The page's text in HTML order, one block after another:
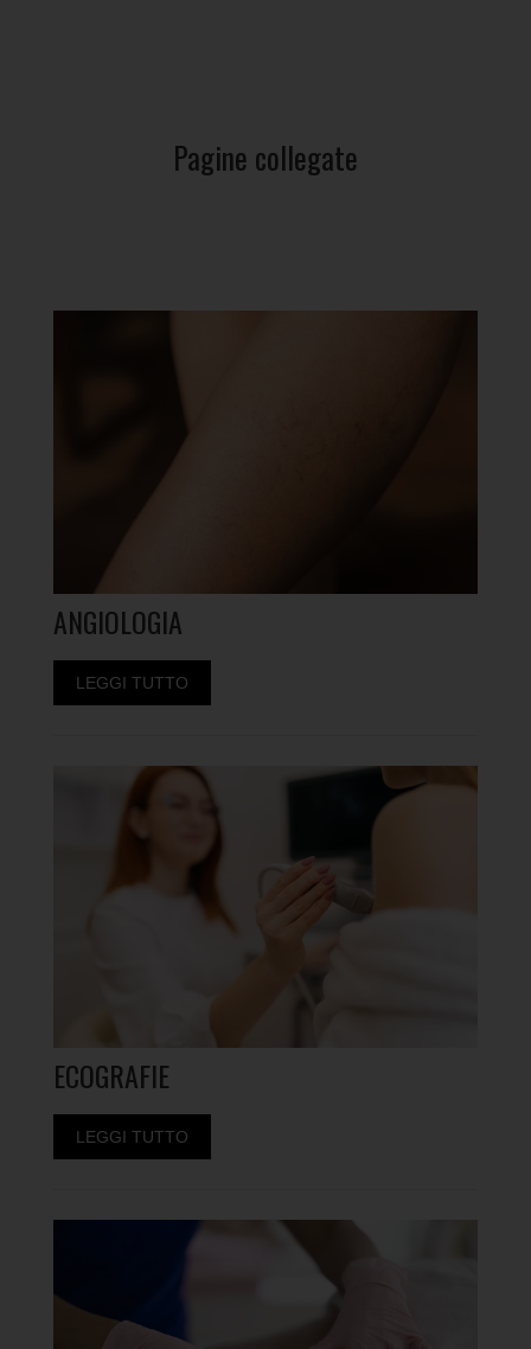
Pagine collegate
ANGIOLOGIA
LEGGI TUTTO
ECOGRAFIE
LEGGI TUTTO